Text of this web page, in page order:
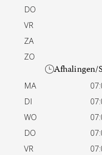
DO
VR
ZA
ZO
Afhalingen/
MA
DI
WO
DO
VR